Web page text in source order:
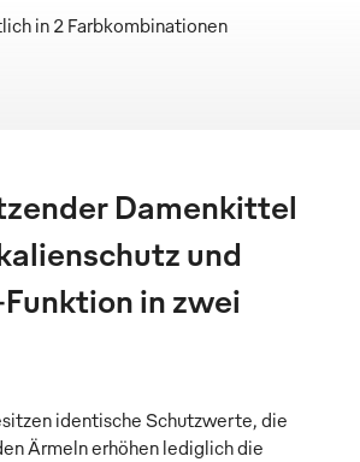
in 2 Farbkombinationen
Damenkittel
und
in zwei
identische Schutzwerte, die
Ärmeln erhöhen lediglich die